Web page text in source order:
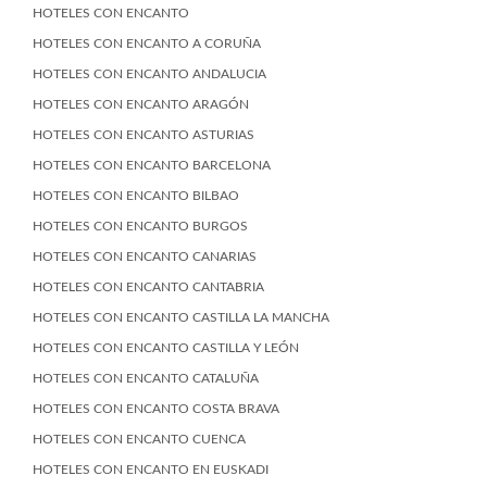
HOTELES CON ENCANTO
HOTELES CON ENCANTO A CORUÑA
HOTELES CON ENCANTO ANDALUCIA
HOTELES CON ENCANTO ARAGÓN
HOTELES CON ENCANTO ASTURIAS
HOTELES CON ENCANTO BARCELONA
HOTELES CON ENCANTO BILBAO
HOTELES CON ENCANTO BURGOS
HOTELES CON ENCANTO CANARIAS
HOTELES CON ENCANTO CANTABRIA
HOTELES CON ENCANTO CASTILLA LA MANCHA
HOTELES CON ENCANTO CASTILLA Y LEÓN
HOTELES CON ENCANTO CATALUÑA
HOTELES CON ENCANTO COSTA BRAVA
HOTELES CON ENCANTO CUENCA
HOTELES CON ENCANTO EN EUSKADI